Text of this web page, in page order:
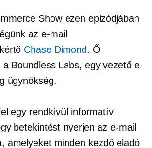
Show ezen epizódjában
az e-mail
Chase Dimond. Ő
a Boundless Labs, egy vezető e-
ügynökség.
egy rendkívül informatív
betekintést nyerjen az e-mail
amelyeket minden kezdő eladó